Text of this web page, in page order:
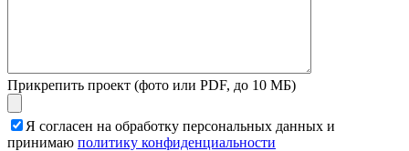
Прикрепить проект (фото или PDF, до 10 МБ)
Я согласен на обработку персональных данных и
принимаю политику конфиденциальности